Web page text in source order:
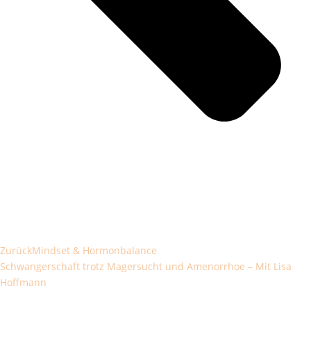
ZurückMindset & Hormonbalance
Schwangerschaft trotz Magersucht und Amenorrhoe – Mit Lisa
Hoffmann